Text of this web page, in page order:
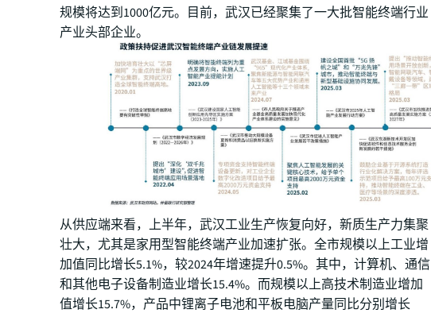
规模将达到1000亿元。目前，武汉已经聚集了一大批智能终端行业
产业头部企业。
从供应端来看，上半年，武汉工业生产恢复向好，新质生产力集聚
壮大，尤其是家用型智能终端产业加速扩张。全市规模以上工业增
加值同比增长5.1%，较2024年增速提升0.5%。其中，计算机、通信
和其他电子设备制造业增长15.4%。而规模以上高技术制造业增加
值增长15.7%，产品中锂离子电池和平板电脑产量同比分别增长